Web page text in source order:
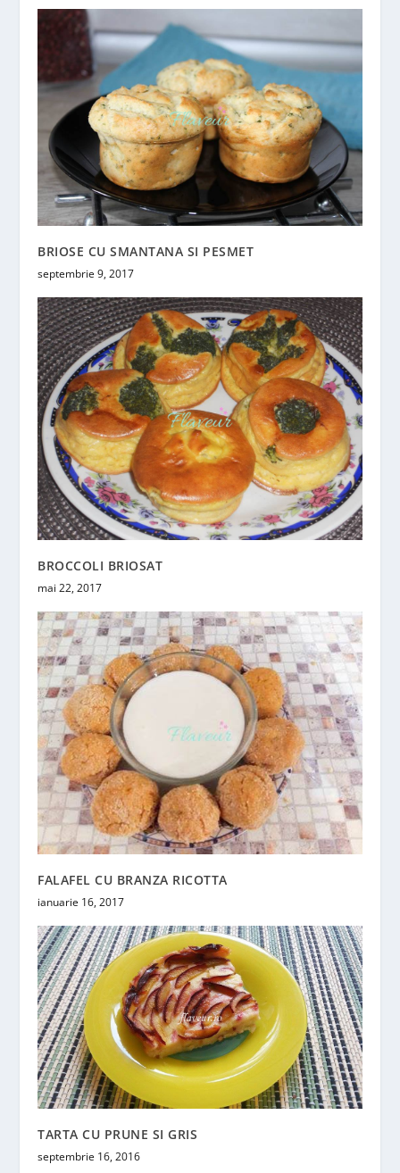
BRIOSE CU SMANTANA SI PESMET
septembrie 9, 2017
BROCCOLI BRIOSAT
mai 22, 2017
FALAFEL CU BRANZA RICOTTA
ianuarie 16, 2017
TARTA CU PRUNE SI GRIS
septembrie 16, 2016